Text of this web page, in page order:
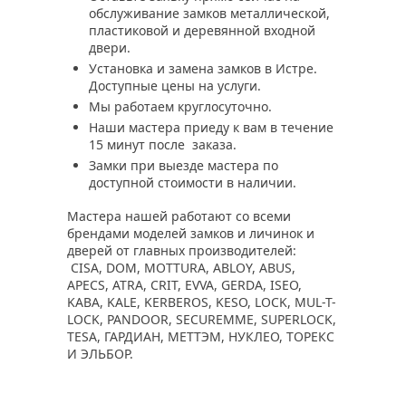
обслуживание замков металлической,
пластиковой и деревянной входной
двери.
Установка и замена замков в Истре.
Доступные цены на услуги.
Мы работаем круглосуточно.
Наши мастера приеду к вам в течение
15 минут после заказа.
Замки при выезде мастера по
доступной стоимости в наличии.
Мастера нашей работают со всеми
брендами моделей замков и личинок и
дверей от главных производителей:
CISA, DOM, MOTTURA, ABLOY, ABUS,
APECS, ATRA, CRIT, EVVA, GERDA, ISEO,
KABA, KALE, KERBEROS, KESO, LOCK, MUL-T-
LOCK, PANDOOR, SECUREMME, SUPERLOCK,
TESA, ГАРДИАН, МЕТТЭМ, НУКЛЕО, ТОРЕКС
И ЭЛЬБОР.